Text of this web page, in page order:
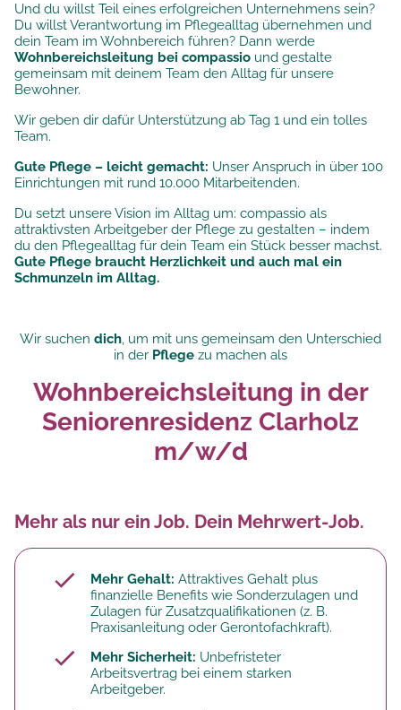
Und du willst Teil eines erfolgreichen Unternehmens sein?
Du willst Verantwortung im Pflegealltag übernehmen und
dein Team im Wohnbereich führen? Dann werde
Wohnbereichsleitung bei compassio und gestalte
gemeinsam mit deinem Team den Alltag für unsere
Bewohner.
Wir geben dir dafür Unterstützung ab Tag 1 und ein tolles
Team.
Gute Pflege – leicht gemacht: Unser Anspruch in über 100
Einrichtungen mit rund 10.000 Mitarbeitenden.
Du setzt unsere Vision im Alltag um: compassio als
attraktivsten Arbeitgeber der Pflege zu gestalten – indem
du den Pflegealltag für dein Team ein Stück besser machst.
Gute Pflege braucht Herzlichkeit und auch mal ein
Schmunzeln im Alltag.
Wir suchen dich, um mit uns gemeinsam den Unterschied
in der Pflege zu machen als
Wohnbereichsleitung in der
Seniorenresidenz Clarholz
m/w/d
Mehr als nur ein Job. Dein Mehrwert-Job.
Mehr Gehalt: Attraktives Gehalt plus
finanzielle Benefits wie Sonderzulagen und
Zulagen für Zusatzqualifikationen (z. B.
Praxisanleitung oder Gerontofachkraft).
Mehr Sicherheit: Unbefristeter
Arbeitsvertrag bei einem starken
Arbeitgeber.